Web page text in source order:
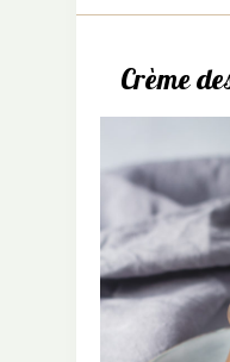
Crème